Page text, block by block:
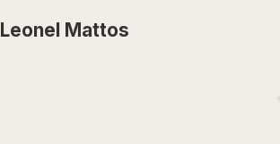
Leonel Mattos